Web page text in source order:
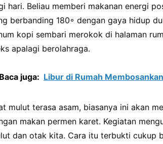
hari. Beliau memberi makanan energi
berbanding 180◦ dengan gaya hidup
kopi sembari merokok di halaman
apalagi berolahraga.
Baca juga: Libur di Rumah
mulut terasa asam, biasanya ini akan
makan permen karet. Kegiatan
dan otak kita. Cara itu terbukti cukup